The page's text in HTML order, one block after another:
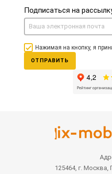
Подписаться на
Нажимая на кнопку, я
ОТПРАВИТЬ
125464, г. Москва,